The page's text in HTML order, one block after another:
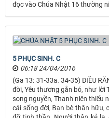
đọc vào Chúa Nhật 16 thường
5 PHỤC SINH. C
06:18 24/04/2016
(Ga 13: 31-33a. 34-35) ĐIỀU
đời, Yêu thương gắn bó, như lời
song nguyền, Thanh niên thiếu
cái sống đời, Bạn bè thân hữu,